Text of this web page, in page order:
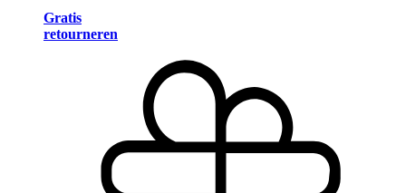
Gratis
retourneren